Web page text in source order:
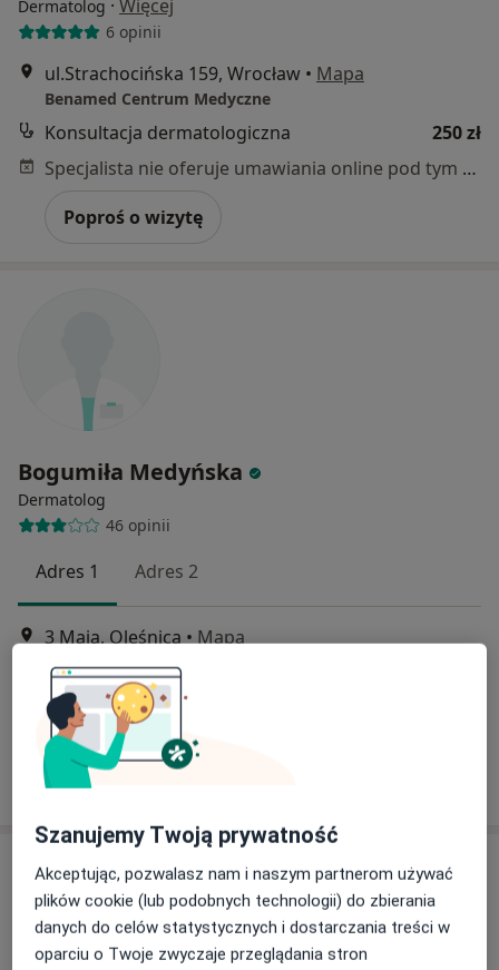
Dermatolog · Więcej
6 opinii
ul.Strachocińska 159, Wrocław • Mapa
Benamed Centrum Medyczne
Konsultacja dermatologiczna
250 zł
Specjalista nie oferuje umawiania online pod tym adresem.
Poproś o wizytę
Bogumiła Medyńska
Dermatolog
46 opinii
Adres 1 Adres 2
3 Maja, Oleśnica•Mapa
Przychodnie EuroMediCare Oleśnica, Syców, Bierutów
Konsultacja dermatologiczna
Poproś o wizytę
Szanujemy Twoją prywatność
Akceptując, pozwalasz nam i naszym partnerom używać
plików cookie (lub podobnych technologii) do zbierania
danych do celów statystycznych i dostarczania treści w
oparciu o Twoje zwyczaje przeglądania stron